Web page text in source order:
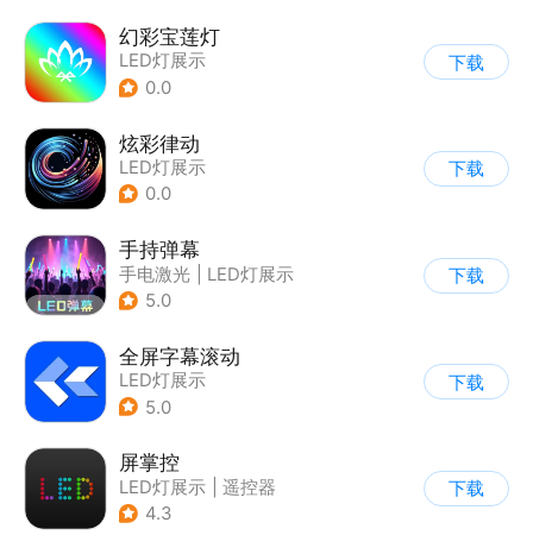
幻彩宝莲灯
LED灯展示
0.0
下载
炫彩律动
LED灯展示
0.0
下载
手持弹幕
手电激光
LED灯展示
5.0
下载
全屏字幕滚动
LED灯展示
5.0
下载
屏掌控
LED灯展示
遥控器
4.3
下载